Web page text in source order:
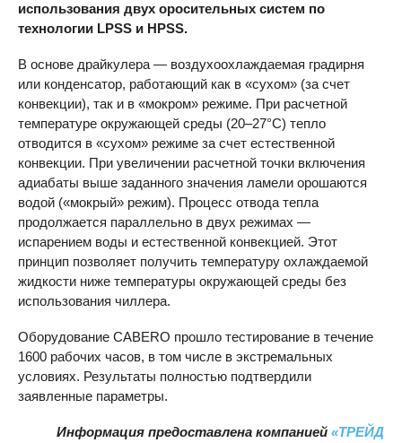
использования двух оросительных систем по
технологии LPSS и HPSS.
В основе драйкулера — воздухоохлаждаемая градирня
или конденсатор, работающий как в «сухом» (за счет
конвекции), так и в «мокром» режиме. При расчетной
температуре окружающей среды (20–27°С) тепло
отводится в «сухом» режиме за счет естественной
конвекции. При увеличении расчетной точки включения
адиабаты выше заданного значения ламели орошаются
водой («мокрый» режим). Процесс отвода тепла
продолжается параллельно в двух режимах —
испарением воды и естественной конвекцией. Этот
принцип позволяет получить температуру охлаждаемой
жидкости ниже температуры окружающей среды без
использования чиллера.
Оборудование CABERO прошло тестирование в течение
1600 рабочих часов, в том числе в экстремальных
условиях. Результаты полностью подтвердили
заявленные параметры.
Информация предоставлена компанией «ТРЕЙД